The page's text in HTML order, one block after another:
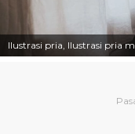
Ilustrasi pria, Ilustrasi pria